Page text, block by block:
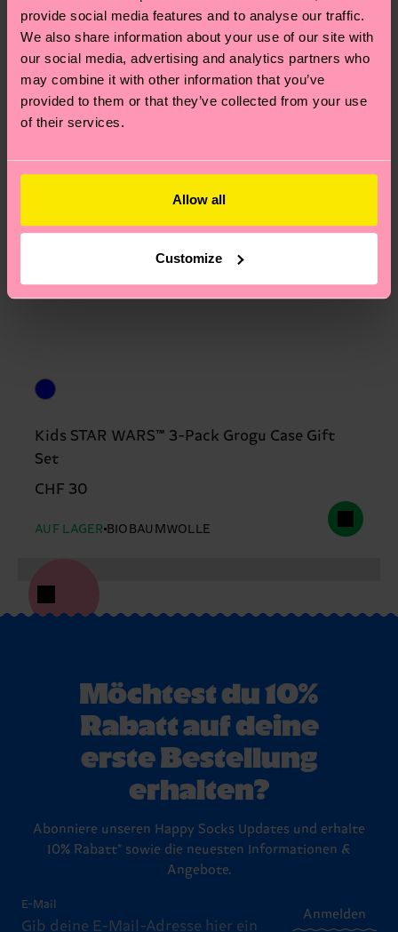
provide social media features and to analyse our traffic.
We also share information about your use of our site with
our social media, advertising and analytics partners who
may combine it with other information that you’ve
provided to them or that they’ve collected from your use
of their services.
Allow all
Customize
Hilfebereich im ArtikelRetourenfindest du die
am häufigsten gestellten Fragen.
Kids STAR WARS™ 3-Pack Grogu Case Gift
Set
CHF 30
AUF LAGER BIOBAUMWOLLE
Möchtest du 10%
Rabatt auf deine
erste Bestellung
erhalten?
Abonniere unseren Happy Socks Updates und erhalte
10% Rabatt* sowie die neuesten Informationen &
Angebote.
E-Mail
Anmelden